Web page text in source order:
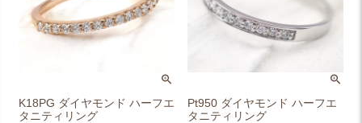
K18PG ダイヤモンド ハーフエ
タニティリング
Pt950 ダイヤモンド ハーフエ
タニティリング